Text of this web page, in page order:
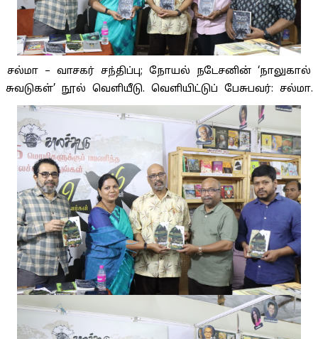
சல்மா – வாசகர் சந்திப்பு; நோயல் நடேசனின் ‘நாலுகால்
சுவடுகள்’ நூல் வெளியீடு. வெளியிட்டுப் பேசுபவர்: சல்மா.